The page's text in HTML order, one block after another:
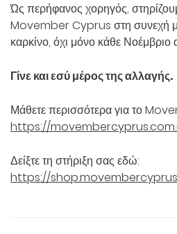
Ώς περήφανος χορηγός,
Movember Cyprus στη συνεχή
καρκίνο, όχι μόνο κάθε Νοέμβριο
Γίνε και εσύ μέρος της αλλαγής.
Μάθετε περισσότερα για το
https://movembercyprus.com.
Δείξτε τη στήριξη σας εδώ:
https://shop.movembercyprus